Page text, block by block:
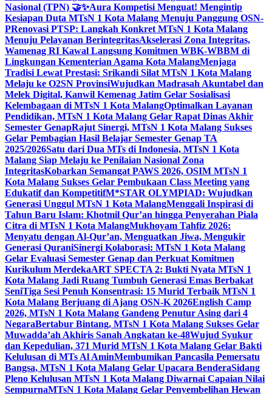
Nasional (TPN) 🤝✨Aura Kompetisi Menguat! Mengintip
Kesiapan Duta MTsN 1 Kota Malang Menuju Panggung OSN-
PRenovasi PTSP: Langkah Konkret MTsN 1 Kota Malang
Menuju Pelayanan BerintegritasAkselerasi Zona Integritas,
Wamenag RI Kawal Langsung Komitmen WBK-WBBM di
Lingkungan Kementerian Agama Kota MalangMenjaga
Tradisi Lewat Prestasi: Srikandi Silat MTsN 1 Kota Malang
Melaju ke O2SN ProvinsiWujudkan Madrasah Akuntabel dan
Melek Digital, Kanwil Kemenag Jatim Gelar Sosialisasi
Kelembagaan di MTsN 1 Kota MalangOptimalkan Layanan
Pendidikan, MTsN 1 Kota Malang Gelar Rapat Dinas Akhir
Semester GenapRajut Sinergi, MTsN 1 Kota Malang Sukses
Gelar Pembagian Hasil Belajar Semester Genap TA
2025/2026Satu dari Dua MTs di Indonesia, MTsN 1 Kota
Malang Siap Melaju ke Penilaian Nasional Zona
IntegritasKobarkan Semangat PAWS 2026, OSIM MTsN 1
Kota Malang Sukses Gelar Pembukaan Class Meeting yang
Edukatif dan KompetitifM*STAR OLYMPIAD: Wujudkan
Generasi Unggul MTsN 1 Kota MalangMenggali Inspirasi di
Tahun Baru Islam: Khotmil Qur’an hingga Penyerahan Piala
Citra di MTsN 1 Kota MalangMukhoyam Tahfiz 2026:
Menyatu dengan Al-Qur’an, Menguatkan Jiwa, Mengukir
Generasi QuraniSinergi Kolaborasi: MTsN 1 Kota Malang
Gelar Evaluasi Semester Genap dan Perkuat Komitmen
Kurikulum MerdekaART SPECTA 2: Bukti Nyata MTsN 1
Kota Malang Jadi Ruang Tumbuh Generasi Emas Berbakat
SeniTiga Sesi Penuh Konsentrasi: 15 Murid Terbaik MTsN 1
Kota Malang Berjuang di Ajang OSN-K 2026English Camp
2026, MTsN 1 Kota Malang Gandeng Penutur Asing dari 4
NegaraBertabur Bintang, MTsN 1 Kota Malang Sukses Gelar
Muwadda’ah Akhiris Sanah Angkatan ke-48Wujud Syukur
dan Kepedulian, 371 Murid MTsN 1 Kota Malang Gelar Bakti
Kelulusan di MTs Al AminMembumikan Pancasila Pemersatu
Bangsa, MTsN 1 Kota Malang Gelar Upacara BenderaSidang
Pleno Kelulusan MTsN 1 Kota Malang Diwarnai Capaian Nilai
SempurnaMTsN 1 Kota Malang Gelar Penyembelihan Hewan